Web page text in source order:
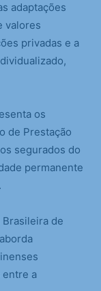
adaptações
valores
privadas e a
os
de Prestação
segurados do
permanente
de
entre a